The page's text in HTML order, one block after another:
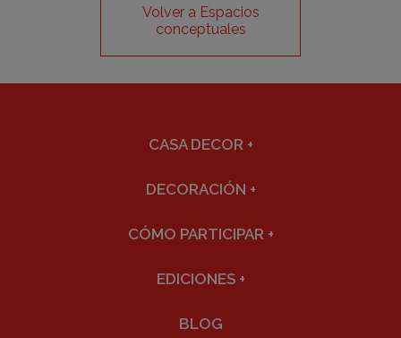
Volver a Espacios
conceptuales
CASA DECOR +
DECORACIÓN +
CÓMO PARTICIPAR +
EDICIONES +
BLOG